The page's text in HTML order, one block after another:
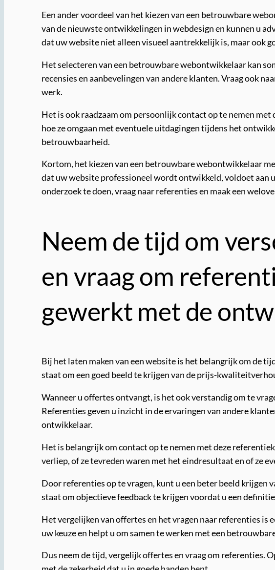
Een ander voordeel van het kiezen van een betrouwbare
van de nieuwste ontwikkelingen in webdesign en kunnen u
dat uw website niet alleen visueel aantrekkelijk is, maar ook
Het selecteren van een betrouwbare webontwikkelaar kan
recensies en aanbevelingen van andere klanten. Vraag ook
werk.
Het is ook raadzaam om persoonlijk contact op te nemen
hoe ze omgaan met eventuele uitdagingen tijdens het
betrouwbaarheid.
Kortom, het kiezen van een betrouwbare webontwikkelaar
dat uw website professioneel wordt ontwikkeld, voldoet aan
onderzoek te doen, vraag naar referenties en maak een
Neem de tijd om
en vraag om
gewerkt met de
Bij het laten maken van een website is het belangrijk om de
staat om een goed beeld te krijgen van de prijs-
Wanneer u offertes ontvangt, is het ook verstandig om te
Referenties geven u inzicht in de ervaringen van andere
ontwikkelaar.
Het is belangrijk om contact op te nemen met deze
verliep, of ze tevreden waren met het eindresultaat en of ze
Door referenties op te vragen, kunt u een beter beeld
staat om objectieve feedback te krijgen voordat u een
Het vergelijken van offertes en het vragen naar referenties is
uw keuze en helpt u om samen te werken met een
Dus neem de tijd, vergelijk offertes en vraag om referenties.